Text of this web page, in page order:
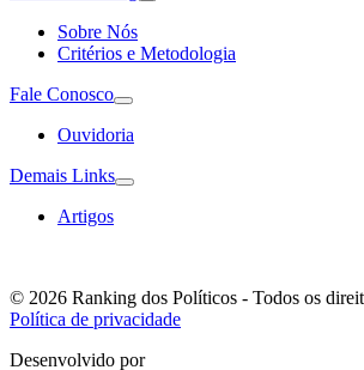
Sobre Nós
Critérios e Metodologia
Fale Conosco
Ouvidoria
Demais Links
Artigos
© 2026 Ranking dos Políticos - Todos os
Política de privacidade
Desenvolvido por